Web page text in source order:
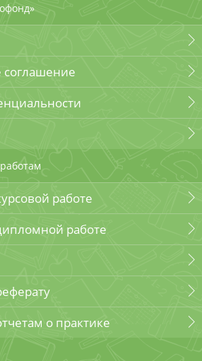
соглашение
работе
работе
о практике